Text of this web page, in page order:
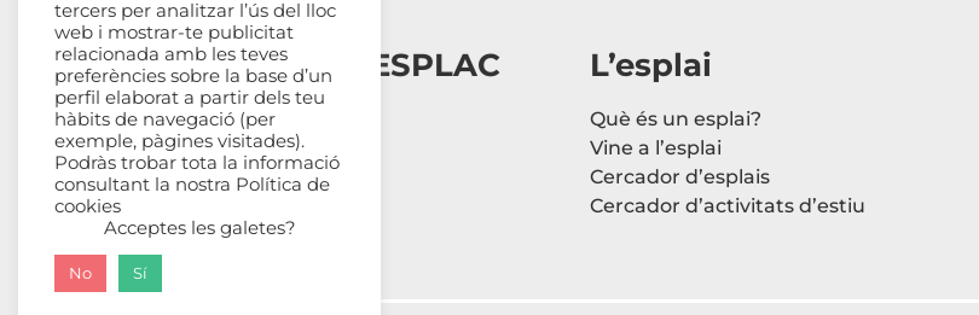
Esplais Catalans, ESPLAC
Qui som
Com ens organitzem
Transparència
Fes-te sòcia
L’esplai
Què és un esplai?
Vine a l’esplai
Cercador d’esplais
Cercador d’activitats d’estiu
tercers per analitzar l’ús del lloc
web i mostrar-te publicitat
relacionada amb les teves
preferències sobre la base d’un
perfil elaborat a partir dels teu
hàbits de navegació (per
exemple, pàgines visitades).
Podràs trobar tota la informació
consultant la nostra Política de
cookies
Acceptes les galetes?
No Sí